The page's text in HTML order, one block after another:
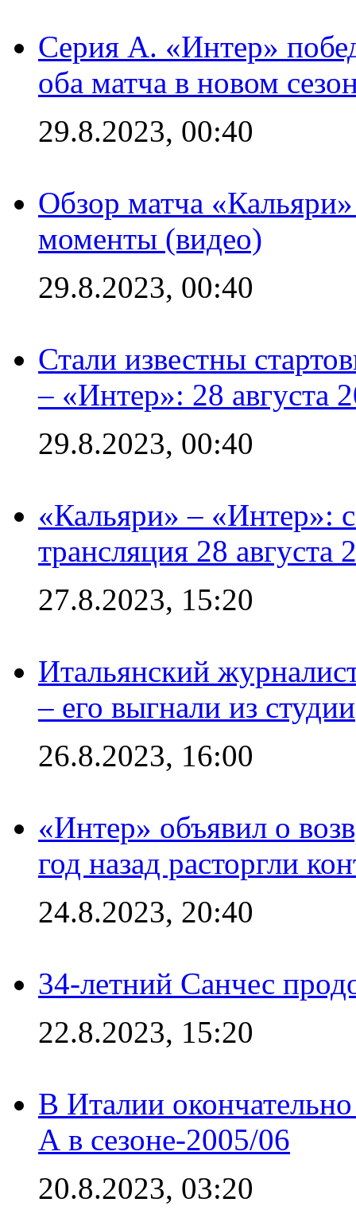
Серия А. «Интер»
оба матча в новом
29.8.2023, 00:40
Обзор матча
моменты (видео)
29.8.2023, 00:40
Стали известны
– «Интер»: 28 августа
29.8.2023, 00:40
«Кальяри» – «Интер»:
трансляция 28 августа
27.8.2023, 15:20
Итальянский
– его выгнали из студии
26.8.2023, 16:00
«Интер» объявил о
год назад расторгли
24.8.2023, 20:40
34-летний Санчес
22.8.2023, 15:20
В Италии
А в сезоне-2005/06
20.8.2023, 03:20